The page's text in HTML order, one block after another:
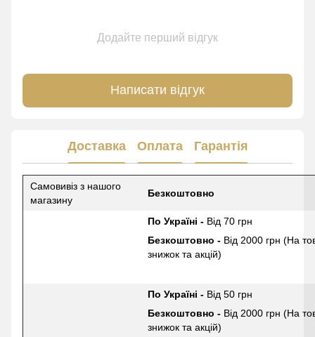
Додайте перший відгук
Написати відгук
Доставка Оплата Гарантія
Самовивіз з нашого
магазину
Безкоштовно
По Україні - Від 70 грн
Безкоштовно - Від 2000 грн (На
знижок та акцій)
По Україні - Від 50 грн
Безкоштовно - Від 2000 грн (На
знижок та акцій)